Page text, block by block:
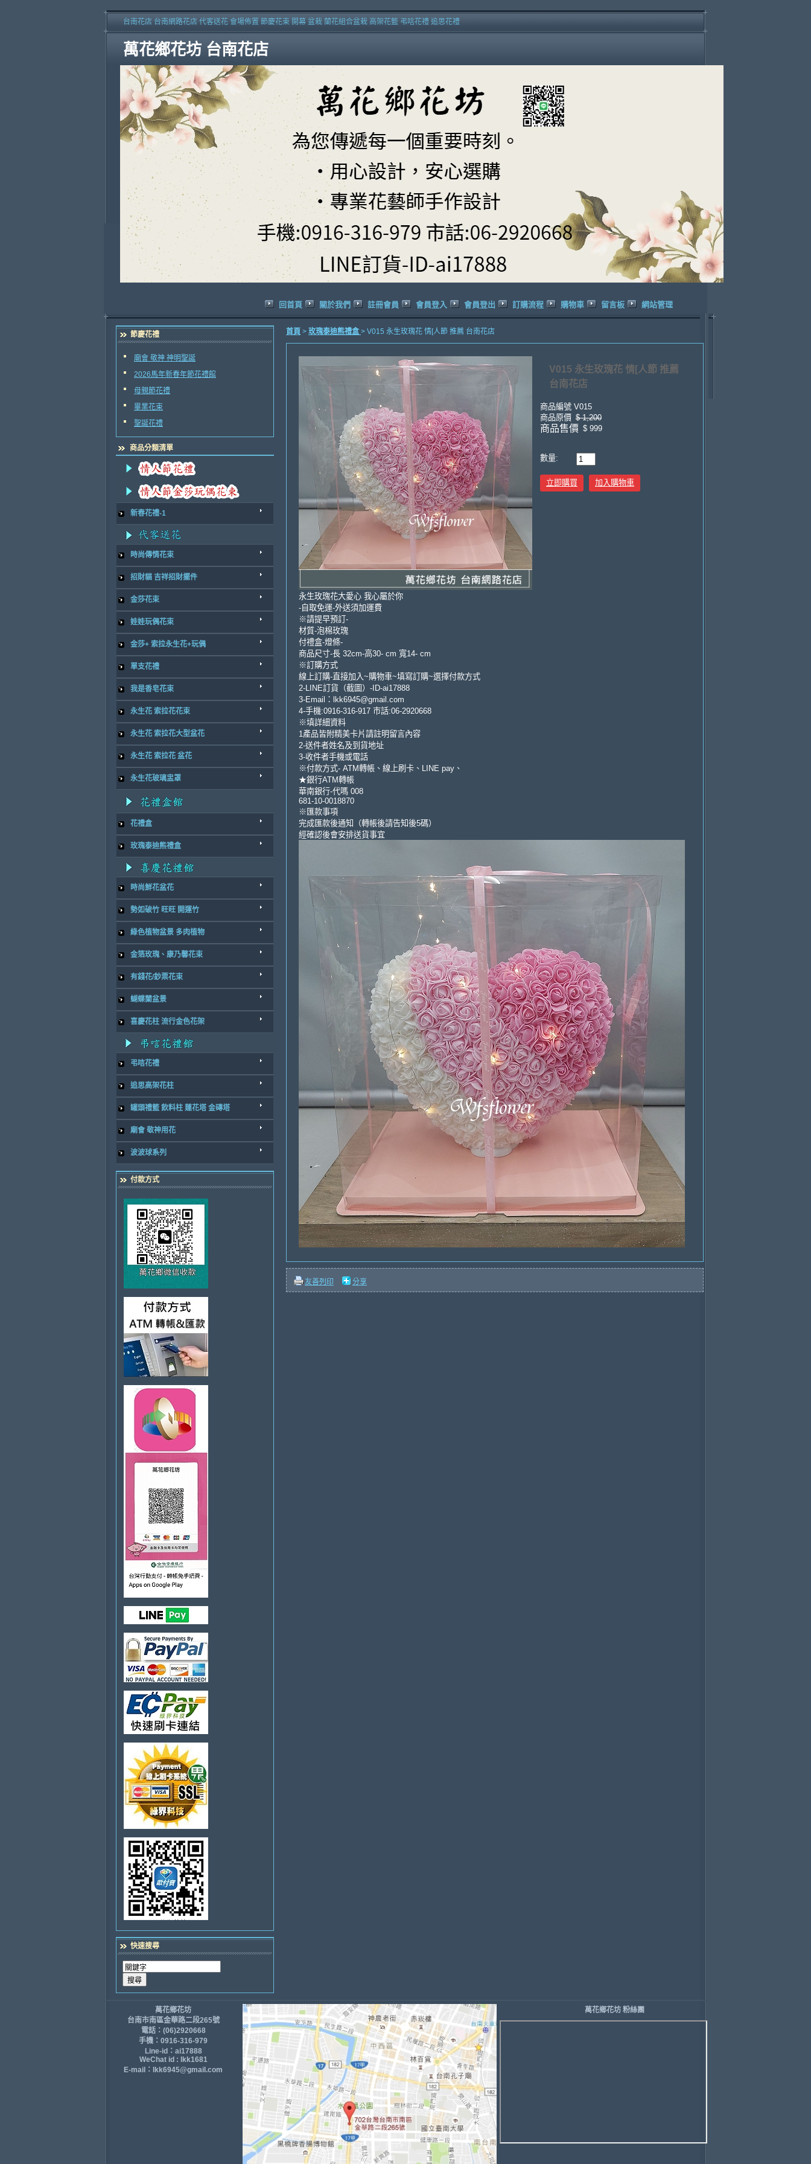
萬花鄉花坊 台南花店
台南花店 台南網路花店 代客送花 會場佈置 節慶花束 開幕 盆栽 蘭花組合盆栽 高架花籃 弔唁花禮 追思花禮
回首頁 關於我們 註冊會員 會員登入 會員登出 訂購流程 購物車 留言板 網站管理
節慶花禮
廟會 敬神 神明聖誕
2026馬年新春年節花禮館
母親節花禮
畢業花束
聖誕花禮
商品分類清單
新春花禮-1
時尚傳情花束
招財貓 吉祥招財擺件
金莎花束
娃娃玩偶花束
金莎+ 索拉永生花+玩偶
單支花禮
我是香皂花束
永生花 索拉花花束
永生花 索拉花大型盆花
永生花 索拉花 盆花
永生花玻璃盅罩
花禮盒
玫瑰泰迪熊禮盒
時尚鮮花盆花
勢如破竹 旺旺 開運竹
綠色植物盆景 多肉植物
金箔玫瑰、康乃馨花束
有錢花/鈔票花束
蝴蝶蘭盆景
喜慶花柱 流行金色花架
弔唁花禮
追思高架花柱
罐頭禮籃 飲料柱 蓮花塔 金磚塔
廟會 敬神用花
波波球系列
付款方式
快速搜尋
首頁 > 玫瑰泰迪熊禮盒 > V015 永生玫瑰花 情[人節 推薦 台南花店
V015 永生玫瑰花 情[人節 推薦
台南花店
商品編號 V015
商品原價 $ 1,200
商品售價 $ 999
數量:
立即購買 加入購物車
永生玫瑰花大愛心 我心屬於你
-自取免運-外送須加運費
※請提早預訂-
材質-泡棉玫瑰
付禮盒-燈條-
商品尺寸-長 32cm-高30- cm 寬14- cm
※訂購方式
線上訂購-直接加入~購物車~填寫訂購~選擇付款方式
2-LINE訂貨（截圖）-ID-ai17888
3-Email：lkk6945@gmail.com
4-手機:0916-316-917 市話:06-2920668
※填詳細資料
1產品皆附精美卡片請註明留言內容
2-送件者姓名及到貨地址
3-收件者手機或電話
※付款方式- ATM轉帳、線上刷卡、LINE pay、
★銀行ATM轉帳
華南銀行-代嗎 008
681-10-0018870
※匯款事項
完成匯款後通知（轉帳後請告知後5碼）
經確認後會安排送貨事宜
友善列印 分享
萬花鄉花坊
台南市南區金華路二段265號
電話：(06)2920668
手機：0916-316-979
Line-id：ai17888
WeChat id : lkk1681
E-mail：lkk6945@gmail.com
萬花鄉花坊 粉絲團